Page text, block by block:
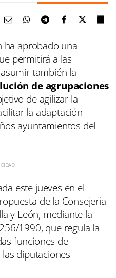
ha aprobado una
permitirá a las
también la
de agrupaciones
de agilizar la
la adaptación
ayuntamientos del
este jueves en el
de la Consejería
y León, mediante la
1990, que regula la
funciones de
diputaciones